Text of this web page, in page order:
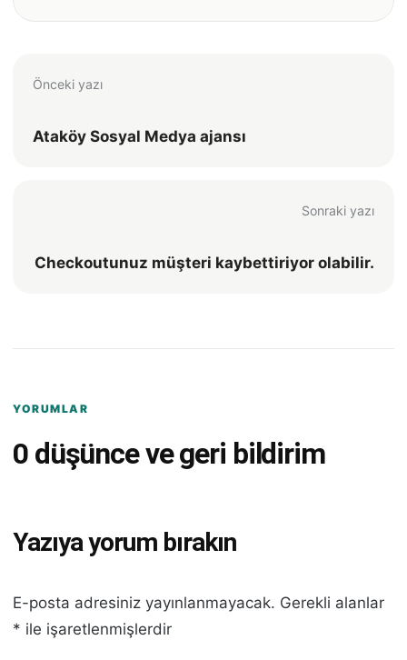
Önceki yazı
Ataköy Sosyal Medya ajansı
Sonraki yazı
Checkoutunuz müşteri kaybettiriyor olabilir.
YORUMLAR
0 düşünce ve geri bildirim
Yazıya yorum bırakın
E-posta adresiniz yayınlanmayacak. Gerekli alanlar
* ile işaretlenmişlerdir